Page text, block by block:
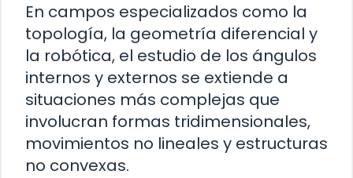
En campos especializados como la
topología, la geometría diferencial y
la robótica, el estudio de los ángulos
internos y externos se extiende a
situaciones más complejas que
involucran formas tridimensionales,
movimientos no lineales y estructuras
no convexas.